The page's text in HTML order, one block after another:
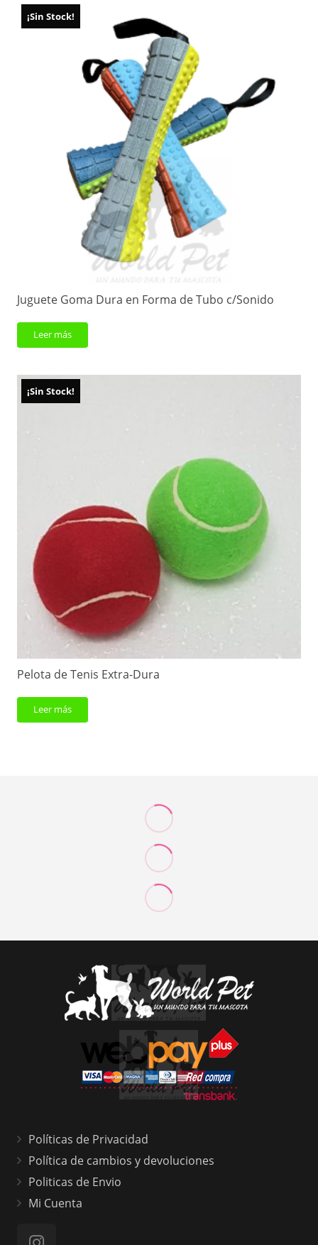
¡Sin Stock!
Juguete Goma Dura en Forma de Tubo c/Sonido
Leer más
¡Sin Stock!
Pelota de Tenis Extra-Dura
Leer más
Políticas de Privacidad
Política de cambios y devoluciones
Politicas de Envio
Mi Cuenta